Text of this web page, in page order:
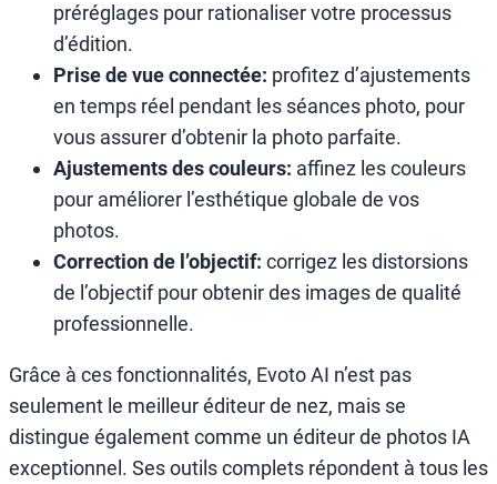
préréglages pour rationaliser votre processus
d’édition.
Prise de vue connectée: profitez d’ajustements
en temps réel pendant les séances photo, pour
vous assurer d’obtenir la photo parfaite.
Ajustements des couleurs: affinez les couleurs
pour améliorer l’esthétique globale de vos
photos.
Correction de l’objectif: corrigez les distorsions
de l’objectif pour obtenir des images de qualité
professionnelle.
Grâce à ces fonctionnalités, Evoto AI n’est pas
seulement le meilleur éditeur de nez, mais se
distingue également comme un éditeur de photos IA
exceptionnel. Ses outils complets répondent à tous les